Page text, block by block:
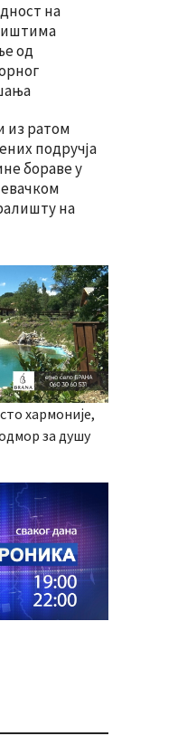
на
од
из ратом
подручја
бораве у
на
хармоније,
за душу